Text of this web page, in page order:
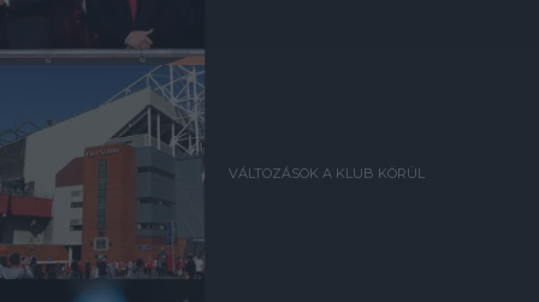
VÁLTOZÁSOK A KLUB KÖRÜL